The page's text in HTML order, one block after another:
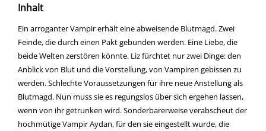
Inhalt
Ein arroganter Vampir erhält eine abweisende Blutmagd. Zwei
Feinde, die durch einen Pakt gebunden werden. Eine Liebe, die
beide Welten zerstören könnte. Liz fürchtet nur zwei Dinge: den
Anblick von Blut und die Vorstellung, von Vampiren gebissen zu
werden. Schlechte Voraussetzungen für ihre neue Anstellung als
Blutmagd. Nun muss sie es regungslos über sich ergehen lassen,
wenn von ihr getrunken wird. Sonderbarerweise verabscheut der
hochmütige Vampir Aydan, für den sie eingestellt wurde, die